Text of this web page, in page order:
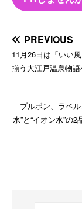
PREVIOUS
11月26日は「いい
揃う大江戸温泉物
ブルボン、ラベ
水”と“イオン水”の